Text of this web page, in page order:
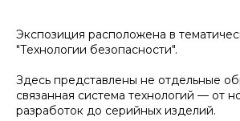
Экспозиция расположена в
"Технологии безопасности".
Здесь представлены не отдельные
связанная система технологий — от
разработок до серийных изделий.